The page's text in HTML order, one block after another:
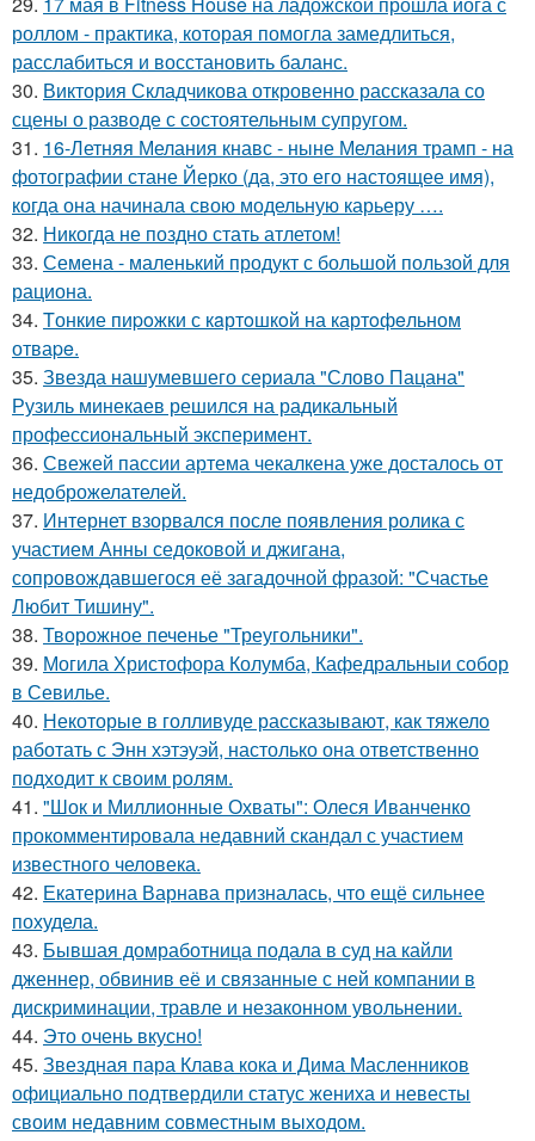
роллом - практика, которая помогла замедлиться,
расслабиться и восстановить баланс.
30. Виктория Складчикова откровенно рассказала со
сцены о разводе с состоятельным супругом.
31. 16-Летняя Мелания кнавс - ныне Мелания трамп - на
фотографии стане Йерко (да, это его настоящее имя),
когда она начинала свою модельную карьеру ….
32. Никогда не поздно стать атлетом!
33. Семена - маленький продукт с большой пользой для
рациона.
34. Tонкие пиpoжки с кaртoшкoй на картoфeльном
отваpe.
35. Звезда нашумевшего сериала "Слово Пацана"
Рузиль минекаев решился на радикальный
профессиональный эксперимент.
36. Свежей пассии артема чекалкена уже досталось от
недоброжелателей.
37. Интернет взорвался после появления ролика с
участием Анны седоковой и джигана,
сопровождавшегося её загадочной фразой: "Счастье
Любит Тишину".
38. Творожное печенье "Треугольники".
39. Могила Христофора Колумба, Кафедральныи собор
в Севилье.
40. Некоторые в голливуде рассказывают, как тяжело
работать с Энн хэтэуэй, настолько она ответственно
подходит к своим ролям.
41. "Шок и Миллионные Охваты": Олеся Иванченко
прокомментировала недавний скандал с участием
известного человека.
42. Екатерина Варнава призналась, что ещё сильнее
похудела.
43. Бывшая домработница подала в суд на кайли
дженнер, обвинив её и связанные с ней компании в
дискриминации, травле и незаконном увольнении.
44. Это очень вкусно!
45. Звездная пара Клава кока и Дима Масленников
официально подтвердили статус жениха и невесты
своим недавним совместным выходом.